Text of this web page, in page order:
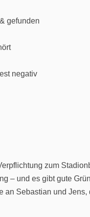
gefunden
negativ
zum
– und es gibt gute
an Sebastian und Jens,